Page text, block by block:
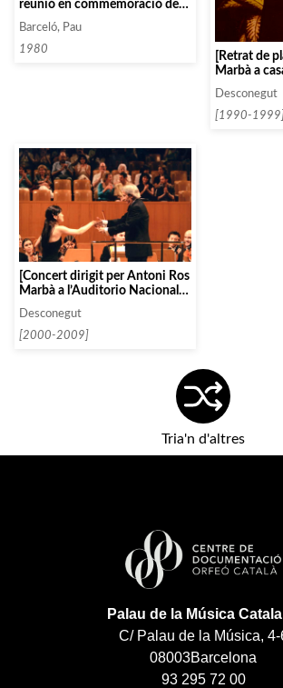
reunió en commemoració de
Barceló, Pau
1980
[Retrat de
Marbà a
Desconegut
[1990-1999]
[Concert dirigit per Antoni Ros
Marbà a l’Auditorio Nacional
Desconegut
[2000-2009]
Tria'n d'altres
Palau de la Música
C/ Palau de la Música, 4-
08003Barcelona
93 295 72 00